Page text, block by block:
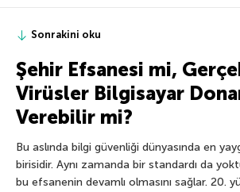
Sonrakini oku
Şehir Efsanesi mi,
Virüsler Bilgisayar
Verebilir mi?
Bu aslında bilgi güvenliği dünyasında en
birisidir. Aynı zamanda bir standardı da
bu efsanenin devamlı olmasını sağlar. 20.